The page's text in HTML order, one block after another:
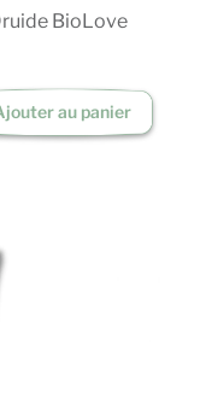
BioLove
au panier